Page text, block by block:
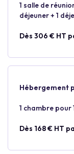
1 salle de
déjeuner + 1
Dès 306 € HT
Hébergement
1 chambre pour
Dès 168 € HT